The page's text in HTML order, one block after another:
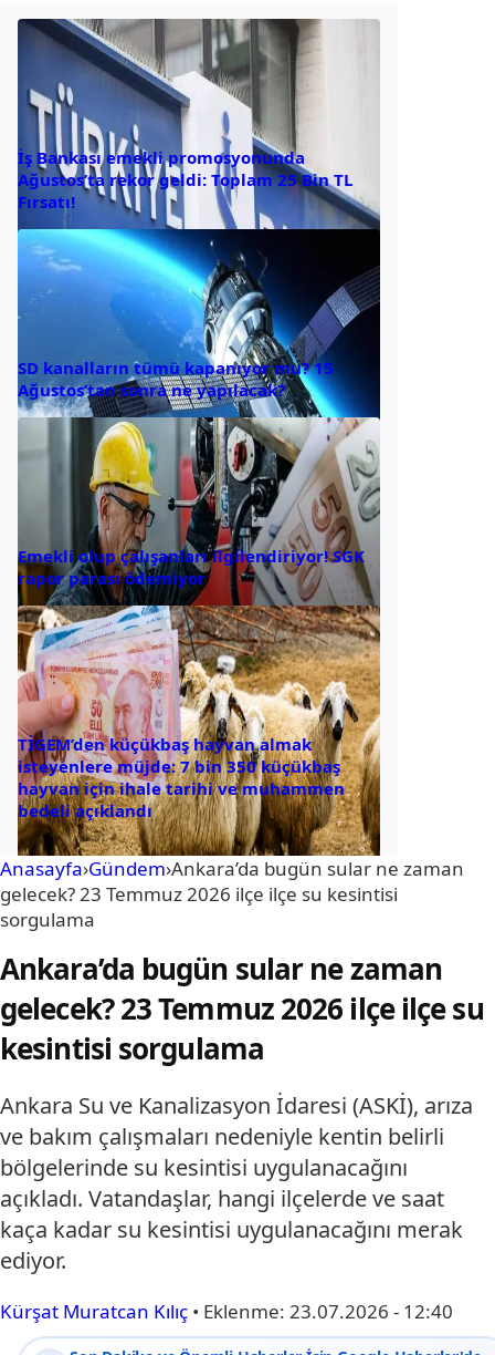
İş Bankası emekli promosyonunda
Ağustos’ta rekor geldi: Toplam 25 Bin TL
Fırsatı!
SD kanalların tümü kapanıyor mu? 15
Ağustos’tan sonra ne yapılacak?
Emekli olup çalışanları ilgilendiriyor! SGK
rapor parası ödemiyor
TİGEM’den küçükbaş hayvan almak
isteyenlere müjde: 7 bin 350 küçükbaş
hayvan için ihale tarihi ve muhammen
bedeli açıklandı
Anasayfa›Gündem›Ankara’da bugün sular ne zaman
gelecek? 23 Temmuz 2026 ilçe ilçe su kesintisi
sorgulama
Ankara’da bugün sular ne zaman
gelecek? 23 Temmuz 2026 ilçe ilçe su
kesintisi sorgulama
Ankara Su ve Kanalizasyon İdaresi (ASKİ), arıza
ve bakım çalışmaları nedeniyle kentin belirli
bölgelerinde su kesintisi uygulanacağını
açıkladı. Vatandaşlar, hangi ilçelerde ve saat
kaça kadar su kesintisi uygulanacağını merak
ediyor.
Kürşat Muratcan Kılıç • Eklenme: 23.07.2026 - 12:40